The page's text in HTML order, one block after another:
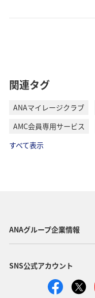
関連タグ
ANAマイレージクラブ
AMC会員専用サービス
すべて表示
ANAグループ企業情報
SNS公式アカウント